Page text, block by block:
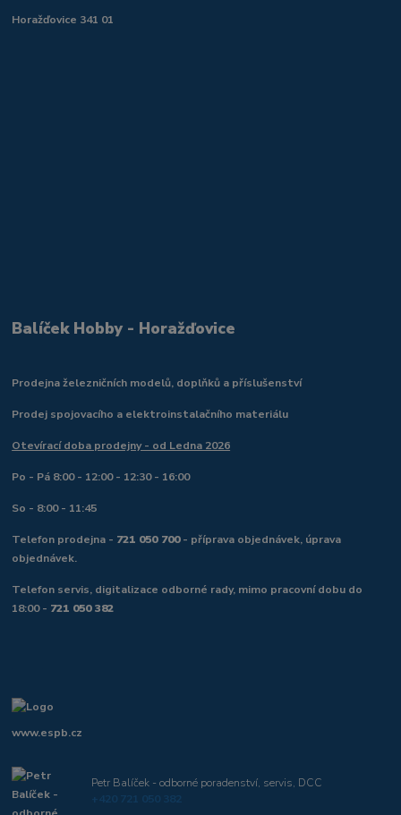
Horažďovice 341 01
Balíček Hobby - Horažďovice
Prodejna železničních modelů, doplňků a příslušenství
Prodej spojovacího a elektroinstalačního materiálu
Otevírací doba prodejny - od Ledna 2026
Po - Pá 8:00 - 12:00 - 12:30 - 16:00
So - 8:00 - 11:45
Telefon prodejna - 721 050 700- příprava objednávek, úprava
objednávek.
Telefon servis, digitalizace odborné rady, mimo pracovní dobu do
18:00 - 721 050 382
www.espb.cz
Petr Balíček - odborné poradenství, servis, DCC
+420 721 050 382